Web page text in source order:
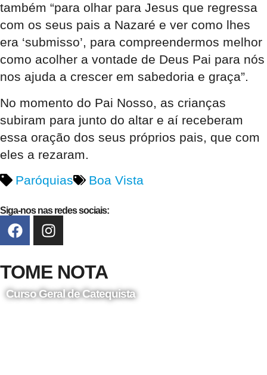
também “para olhar para Jesus que regressa
com os seus pais a Nazaré e ver como lhes
era ‘submisso’, para compreendermos melhor
como acolher a vontade de Deus Pai para nós
nos ajuda a crescer em sabedoria e graça”.
No momento do Pai Nosso, as crianças
subiram para junto do altar e aí receberam
essa oração dos seus próprios pais, que com
eles a rezaram.
Paróquias
Boa Vista
Siga-nos nas redes sociais:
TOME NOTA
Curso Geral de Catequista